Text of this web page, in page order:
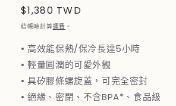
定
價
$1,380 TWD
結帳時計算運費 。
• 高效能保熱/保冷長達5小時
• 輕量圓潤的可愛外觀
• 具矽膠條螺旋蓋，可完全密封
• 絕緣、密閉、不含BPA*、食品級